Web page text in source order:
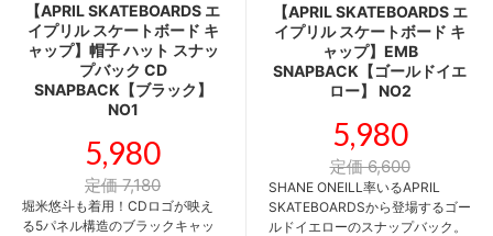
【APRIL SKATEBOARDS エ
イプリル スケートボード キ
ャップ】帽子 ハット スナッ
プバック CD
SNAPBACK【ブラック】
NO1
5,980
定価 7,180
堀米悠斗も着用！CDロゴが映え
る5パネル構造のブラックキャッ
【APRIL SKATEBOARDS エ
イプリル スケートボード キ
ャップ】EMB
SNAPBACK【ゴールドイエ
ロー】 NO2
5,980
定価 6,600
SHANE ONEILL率いるAPRIL
SKATEBOARDSから登場するゴー
ルドイエローのスナップバック。